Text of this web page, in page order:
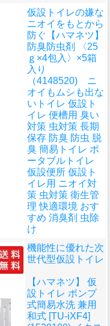
仮設トイレの嫌な
ニオイをもとから
防ぐ 【ハマネツ】
防臭防虫剤 〈25
ｇ×4包入〉×5箱
入り
（4148520) ニ
オイもムシも出な
いトイレ 仮設ト
イレ 便槽用 臭い
対策 虫対策 長期
保存 防臭 防虫 脱
臭 簡易トイレ ポ
ータブルトイレ
仮設便所 仮設ト
イレ用 ニオイ対
策 虫対策 衛生管
理 快適環境 おす
すめ 消臭剤 虫除
け
機能性に優れた次
世代型仮設トイレ
【ハマネツ】 仮
設トイレ ポンプ
式簡易水洗 兼用
和式 [TU-iXF4]